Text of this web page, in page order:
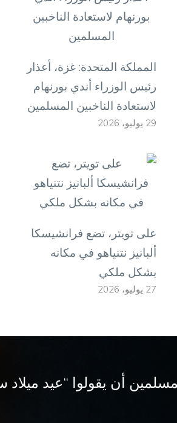
المملكة المتحدة: غزة، أعذار
رئيس الوزراء أندي بورنهام
لاستعادة الناخبين المسلمين
29 يوليو، 2026
على تويتر، تضع فرانشيسكا
ألبانيز نتنياهو في مكانه
بشكل ملكي
27 يوليو، 2026
أن يقولوا “عيد ميلاد